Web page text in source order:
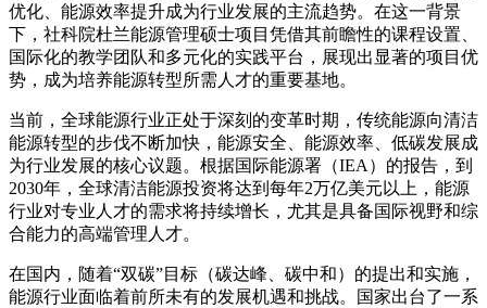
优化、能源效率提升成为行业发展的主流趋势。在这一背景
下，社科院杜兰能源管理硕士项目凭借其前瞻性的课程设置、
国际化的教学团队和多元化的实践平台，展现出显著的项目优
势，成为培养能源转型所需人才的重要基地。
当前，全球能源行业正处于深刻的变革时期，传统能源向清洁
能源转型的步伐不断加快，能源安全、能源效率、低碳发展成
为行业发展的核心议题。根据国际能源署（IEA）的报告，到
2030年，全球清洁能源投资将达到每年2万亿美元以上，能源
行业对专业人才的需求将持续增长，尤其是具备国际视野和综
合能力的高端管理人才。
在国内，随着“双碳”目标（碳达峰、碳中和）的提出和实施，
能源行业面临着前所未有的发展机遇和挑战。国家出台了一系